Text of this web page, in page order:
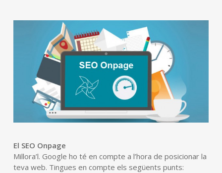
El SEO Onpage
Millora’l. Google ho té en compte a l’hora de posicionar la
teva web. Tingues en compte els següents punts: